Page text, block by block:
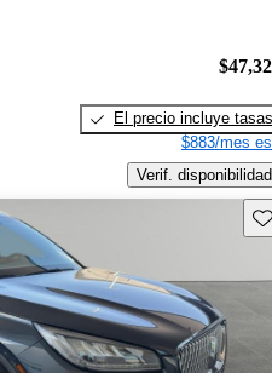
El precio incluye tasas
$883/mes
Verif. disponibilidad